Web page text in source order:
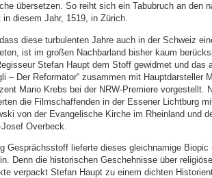
übersetzen. So reiht sich ein Tabubruch an den
in diesem Jahr, 1519, in Zürich.
diese turbulenten Jahre auch in der Schweiz
ist im großen Nachbarland bisher kaum
Stefan Haupt dem Stoff gewidmet und das
– Der Reformator“ zusammen mit Hauptdarsteller
Mario Krebs bei der NRW-Premiere vorgestellt.
die Filmschaffenden in der Essener Lichtburg
von der Evangelische Kirche im Rheinland und
Overbeck.
Gesprächsstoff lieferte dieses gleichnamige Biopic
Denn die historischen Geschehnisse über
verpackt Stefan Haupt zu einem dichten